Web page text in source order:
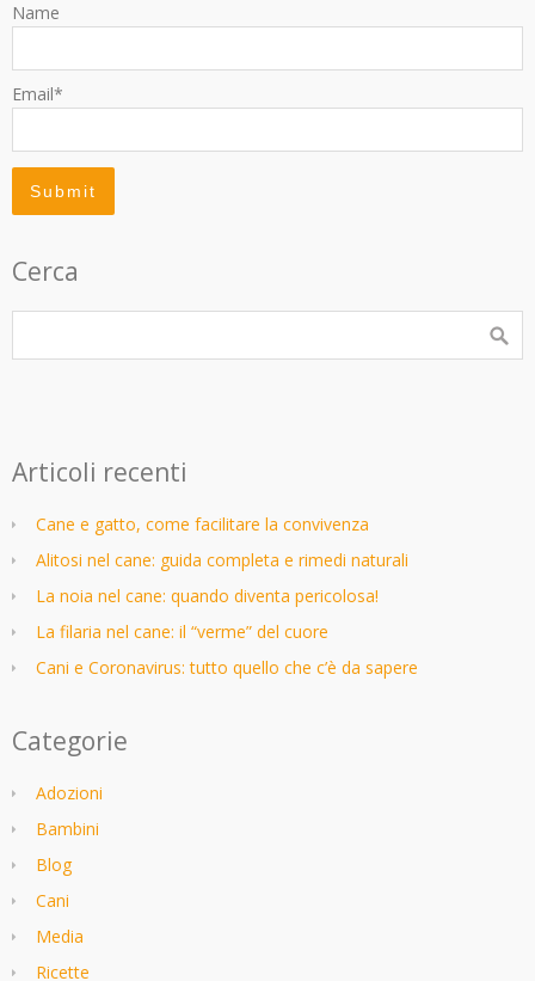
Name
Email*
Cerca
Articoli recenti
Cane e gatto, come facilitare la convivenza
Alitosi nel cane: guida completa e rimedi naturali
La noia nel cane: quando diventa pericolosa!
La filaria nel cane: il “verme” del cuore
Cani e Coronavirus: tutto quello che c’è da sapere
Categorie
Adozioni
Bambini
Blog
Cani
Media
Ricette